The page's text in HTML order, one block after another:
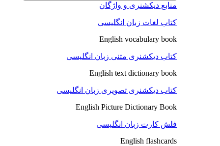
منابع دیکشنری و واژگان
کتاب لغات زبان انگلیسی
English vocabulary book
کتاب دیکشنری متنی زبان انگلیسی
English text dictionary book
کتاب دیکشنری تصویری زبان انگلیسی
English Picture Dictionary Book
فلش کارت زبان انگلیسی
English flashcards